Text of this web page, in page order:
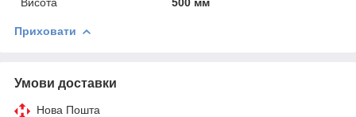
Приховати
Умови доставки
Нова Пошта